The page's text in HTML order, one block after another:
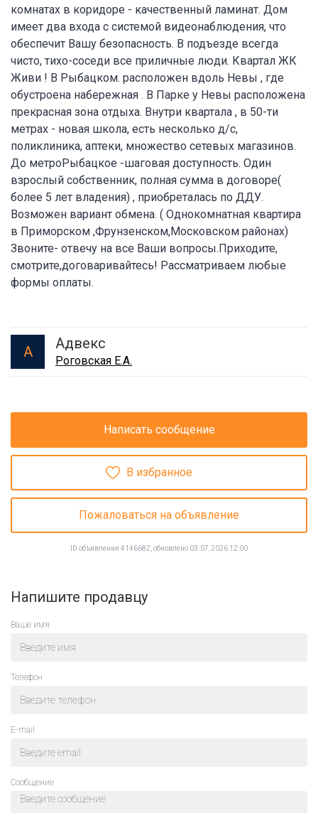
комнатах в коридоре - качественный ламинат. Дом
имеет два входа с системой видеонаблюдения, что
обеспечит Вашу безопасность. В подъезде всегда
чисто, тихо-соседи все приличные люди. Квартал ЖК
Живи ! В Рыбацком. расположен вдоль Невы , где
обустроена набережная . В Парке у Невы расположена
прекрасная зона отдыха. Внутри квартала , в 50-ти
метрах - новая школа, есть несколько д/с,
поликлиника, аптеки, множество сетевых магазинов.
До метроРыбацкое -шаговая доступность. Один
взрослый собственник, полная сумма в договоре(
более 5 лет владения) , приобреталась по ДДУ.
Возможен вариант обмена. ( Однокомнатная квартира
в Приморском ,Фрунзенском,Московском районах)
Звоните- отвечу на все Ваши вопросы.Приходите,
смотрите,договаривайтесь! Рассматриваем любые
формы оплаты.
А Адвекс
Роговская Е.А.
Написать сообщение
В избранное
Пожаловаться на объявление
ID объявления 4146682, обновлено 03.07.2026 12:00
Напишите продавцу
Ваше имя
Телефон
E-mail
Cообщение